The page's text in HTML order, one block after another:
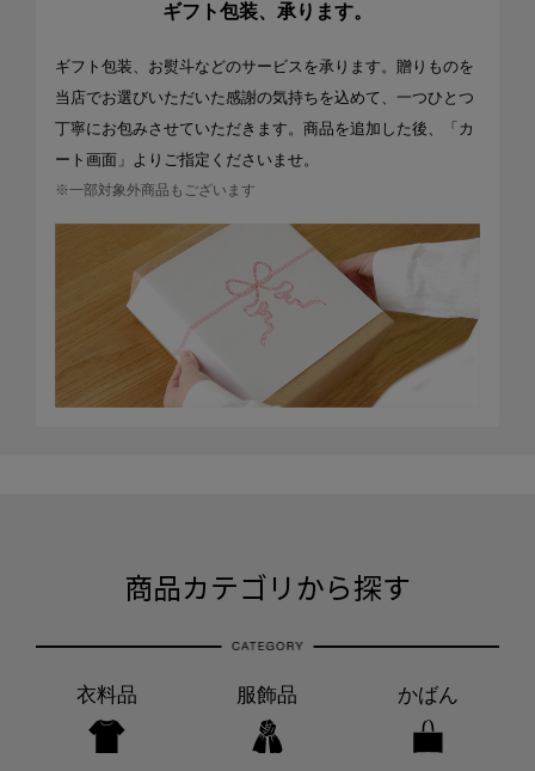
ギフト包装、承ります。
ギフト包装、お熨斗などのサービスを承ります。贈りものを
当店でお選びいただいた感謝の気持ちを込めて、一つひとつ
丁寧にお包みさせていただきます。商品を追加した後、「カ
ート画面」よりご指定くださいませ。
※一部対象外商品もございます
商品カテゴリから探す
衣料品 服飾品 かばん